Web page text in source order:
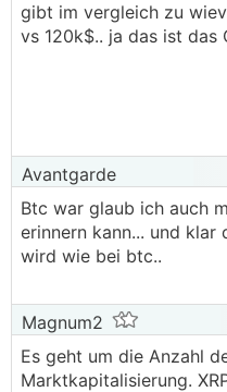
gibt im vergleich zu
vs 120k$.. ja das ist das
Avantgarde
Btc war glaub ich auch
erinnern kann... und
wird wie bei btc..
Magnum2
Es geht um die Anzahl
Marktkapitalisierung.